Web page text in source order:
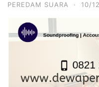
PEREDAM SUARA · 10/